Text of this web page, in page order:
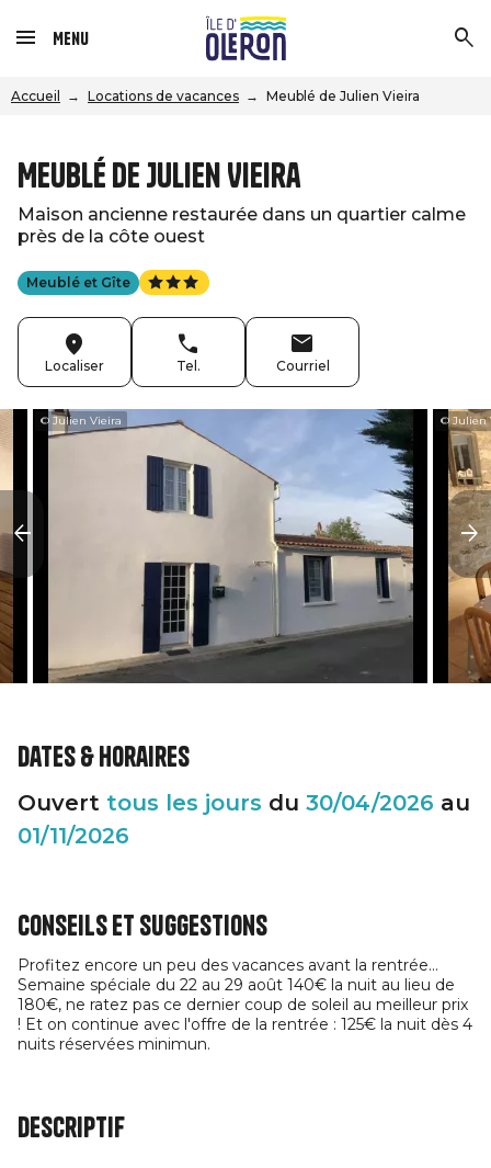
Menu
Accueil Locations de vacances Meublé de Julien Vieira
Meublé de Julien Vieira
Maison ancienne restaurée dans un quartier calme
près de la côte ouest
Meublé et Gîte
Localiser Tel. Courriel
© Julien Vieira © Julien
Dates & horaires
Ouvert tous les jours du 30/04/2026 au
01/11/2026
Conseils et suggestions
Profitez encore un peu des vacances avant la rentrée...
Semaine spéciale du 22 au 29 août 140€ la nuit au lieu de
180€, ne ratez pas ce dernier coup de soleil au meilleur prix
! Et on continue avec l'offre de la rentrée : 125€ la nuit dès 4
nuits réservées minimun.
Descriptif